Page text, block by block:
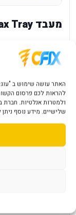
להראות לכם פרסום
שלישיים. מידע נוסף
מעבד AMD Ryzen 7 7800X3D Max Tray
ליבה גרפית Radeon Graphics.
יתרונות
טכנולוגיית 3D V-Cache לביצועי משחקים גבוהים.